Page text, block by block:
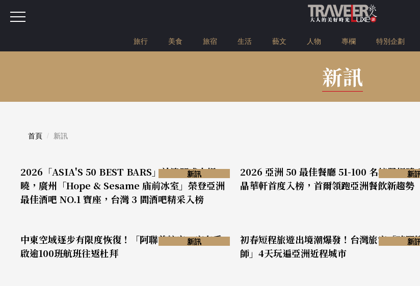
旅行 美食 旅宿 生活 藝文 人物 專欄 特別企劃
新訊
首頁 新訊
2026「ASIA'S 50 BEST BARS」於澳門盛大揭
曉，廣州「Hope & Sesame 庙前冰室」榮登亞洲
最佳酒吧 NO.1 寶座，台灣 3 間酒吧精采入榜
新訊
2026 亞洲 50 最佳餐廳 51-100 名榜單揭曉
晶華軒首度入榜，首爾領跑亞洲餐飲新趨勢
新
中東空域逐步有限度恢復！「阿聯酋航空」宣布重
啟逾100班航班往返杜拜
新訊
初春短程旅遊出境潮爆發！台灣旅客「時間
師」4天玩遍亞洲近程城市
新